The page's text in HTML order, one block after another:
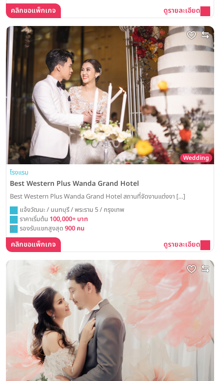
คลิกขอแพ็กเกจ ดูรายละเอียด
Wedding
โรงแรม
Best Western Plus Wanda Grand Hotel
Best Western Plus Wanda Grand Hotel สถานที่จัดงานแต่งงา […]
แจ้งวัฒนะ / นนทบุรี / พระราม 5 / กรุงเทพ
ราคาเริ่มต้น 100,000+ บาท
รองรับแขกสูงสุด 900 คน
คลิกขอแพ็กเกจ ดูรายละเอียด